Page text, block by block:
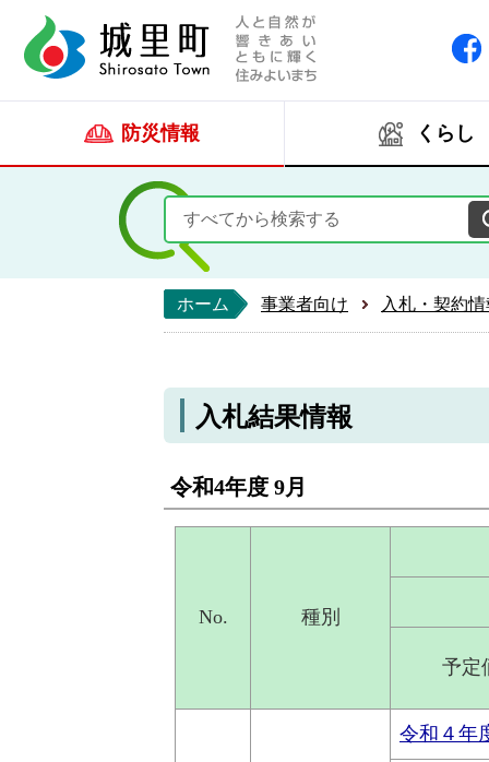
防災情報 くらし
ホーム 事業者向け 入札・契約
入札結果情報
令和4年度 9月
No. 種別
予定
令和４年